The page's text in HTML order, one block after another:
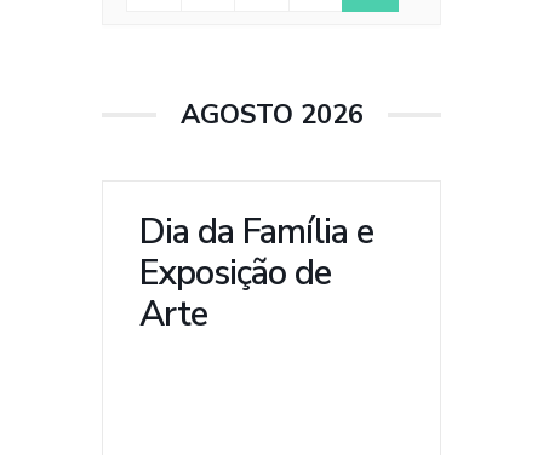
AGOSTO 2026
Dia da Família e
Exposição de
Arte